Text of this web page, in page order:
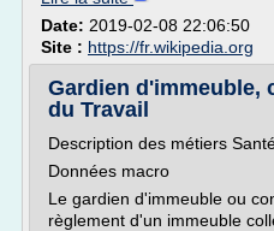
Date: 2019-02-08 22:06:50
Site : https://fr.wikipedia.org
Gardien d'immeuble,
du Travail
Description des métiers
Données macro
Le gardien d'immeuble ou
règlement d'un immeuble